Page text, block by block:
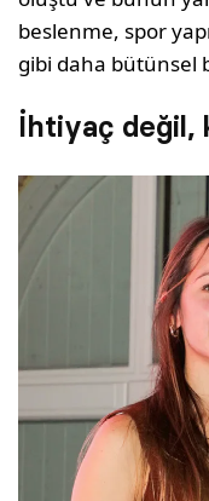
beslenme, spor
gibi daha bütünsel
İhtiyaç değil,